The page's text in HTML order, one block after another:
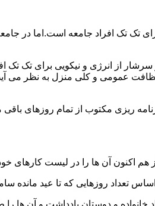
تک افراد جامعه است.اما در
از انرژی و نیکویی برای تک تک
عمومی و کلی منزل به نظر می آید
ریزی مکتوب از تمام روزهای باقی
هم اکنون آن ها را در لیست کارهای
تعداد روزهایی که تا عید مانده
و دوستان یادداشت و آن ها را